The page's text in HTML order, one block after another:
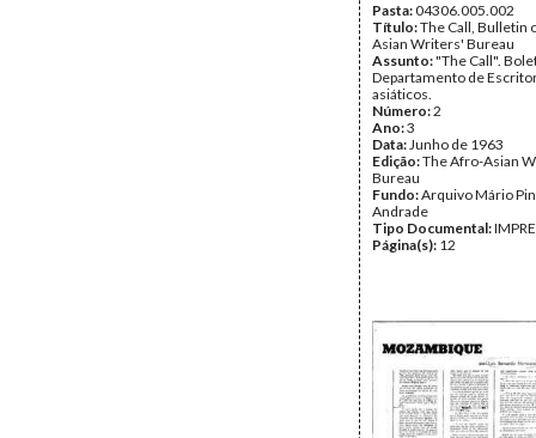
Pasta:04306.005.002
Título:The Call, Bulletin
Asian Writers' Bureau
Assunto:"The Call".
Departamento de
asiáticos.
Número:2
Ano:3
Data:Junho de 1963
Edição:The Afro-Asian
Bureau
Fundo:Arquivo Mário
Andrade
Tipo Documental:
Página(s): 12